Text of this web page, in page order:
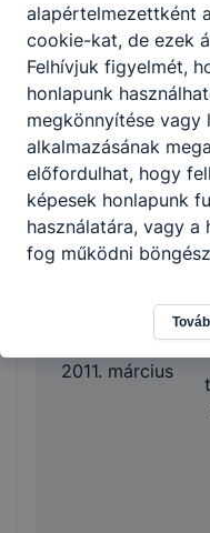
2011. szeptember
2011. március
alapértelmezettként
cookie-kat, de ezek
Felhívjuk figyelmét,
honlapunk
megkönnyítése
alkalmazásának
előfordulhat, hogy
képesek honlapunk
használatára, vagy
fog működni